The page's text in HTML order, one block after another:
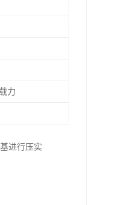
力
进行压实